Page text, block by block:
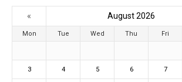
« August 2026
Mon Tue Wed Thu Fri
3 4 5 6 7